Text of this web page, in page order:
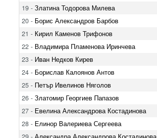
19 - Златина Тодорова Милева
20 - Борис Александров Барбов
21 - Кирил Каменов Трифонов
22 - Владимира Пламенова Иринчева
23 - Иван Недков Кирев
24 - Борислав Калоянов Антов
25 - Петър Ивелинов Няголов
26 - Златомир Георгиев Папазов
27 - Евелина Александрова Костадинова
28 - Елинор Валериева Сергеева